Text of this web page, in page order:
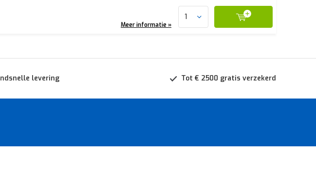
Meer informatie »
levering Tot € 2500 gratis verzekerd